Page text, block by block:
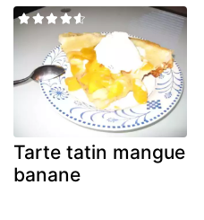
Tarte tatin mangue
banane